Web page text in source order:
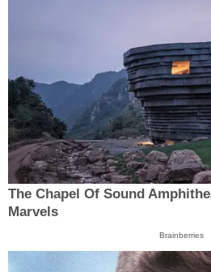
The Chapel Of Sound
Marvels
Brainberries